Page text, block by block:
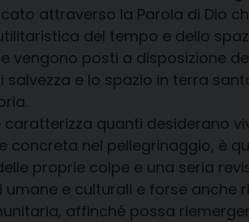
attraverso la Parola di Dio
del tempo e dello
e vengono posti a disposizione
e lo spazio in terra
quanti desiderano
concreta nel pellegrinaggio, è
proprie colpe e una seria
e culturali e forse anche
affinché possa